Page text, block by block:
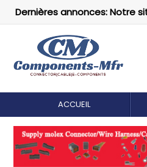
Dernières annonces: Notre
ACCUEIL